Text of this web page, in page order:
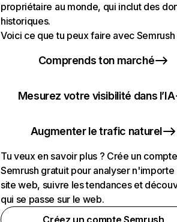
propriétaire au monde, qui inclut des
historiques.
Voici ce que tu peux faire avec Semrush
Comprends ton marché
Mesurez votre visibilité dans l’IA
Augmenter le trafic naturel
Tu veux en savoir plus ? Crée un compte
Semrush gratuit pour analyser n'importe
site web, suivre les tendances et
qui se passe sur le web.
Créez un compte Semrush